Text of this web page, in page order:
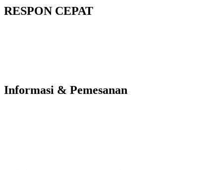
RESPON CEPAT
Informasi & Pemesanan